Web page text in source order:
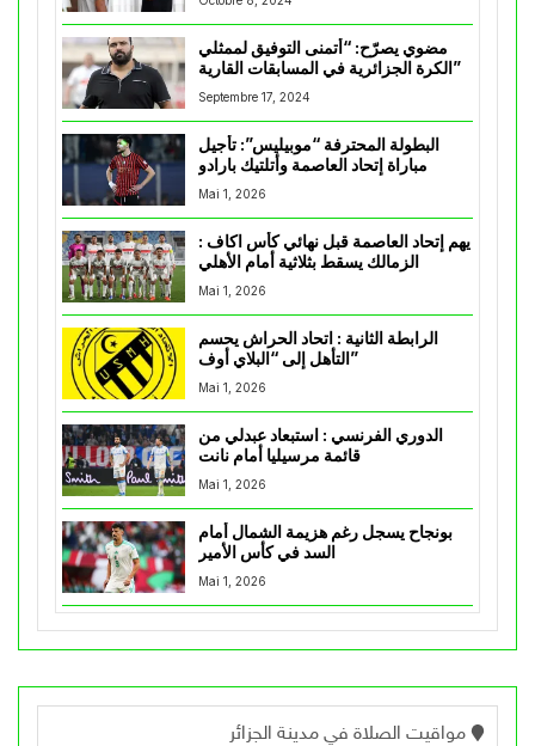
مضوي يصرّح: “أتمنى التوفيق لممثلي
الكرة الجزائرية في المسابقات القارية”
Septembre 17, 2024
البطولة المحترفة “موبيليس”: تأجيل
مباراة إتحاد العاصمة وأتلتيك بارادو
Mai 1, 2026
يهم إتحاد العاصمة قبل نهائي كأس اكاف :
Mai 1, 2026
الرابطة الثانية : اتحاد الحراش يحسم
التأهل إلى “البلاي أوف”
Mai 1, 2026
الدوري الفرنسي : استبعاد عبدلي من
قائمة مرسيليا أمام نانت
Mai 1, 2026
بونجاح يسجل رغم هزيمة الشمال أمام
السد في كأس الأمير
Mai 1, 2026